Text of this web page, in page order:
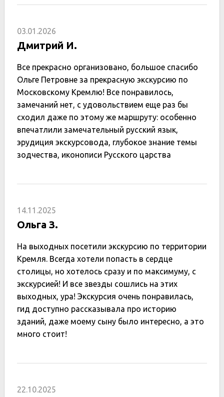
03.01.2026
Дмитрий И.
Все прекрасно организовано, большое спасибо
Ольге Петровне за прекрасную экскурсию по
Московскому Кремлю! Все понравилось,
замечаний нет, с удовольствием еще раз бы
сходил даже по этому же маршруту: особенно
впечатлили замечательный русский язык,
эрудиция экскурсовода, глубокое знание темы
зодчества, иконописи Русского царства
14.11.2025
Ольга З.
На выходных посетили экскурсию по территории
Кремля. Всегда хотели попасть в сердце
столицы, но хотелось сразу и по максимуму, с
экскурсией! И все звезды сошлись на этих
выходных, ура! Экскурсия очень понравилась,
гид доступно рассказывала про историю
зданий, даже моему сыну было интересно, а это
много стоит!
22.10.2025